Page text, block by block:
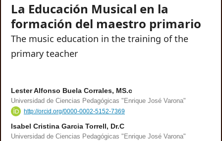
La Educación Musical en la
formación del maestro primario
The music education in the training of the
primary teacher
Lester Alfonso Buela Corrales, MS.c
Universidad de Ciencias Pedagógicas "Enrique José Varona"
http://orcid.org/0000-0002-5152-7369
Isabel Cristina Garcia Torrell, Dr.C
Universidad de Ciencias Pedagógicas "Enrique José Varona"